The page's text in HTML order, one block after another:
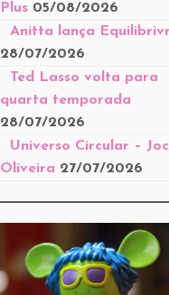
Plus 05/08/2026
Anitta lança
28/07/2026
Ted Lasso volta para
quarta temporada
28/07/2026
Universo Circular –
Oliveira 27/07/2026